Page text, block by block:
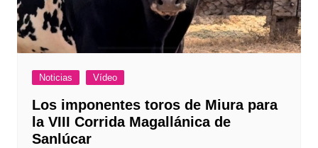
Noticias Vídeo
Los imponentes toros de Miura para
la VIII Corrida Magallánica de
Sanlúcar